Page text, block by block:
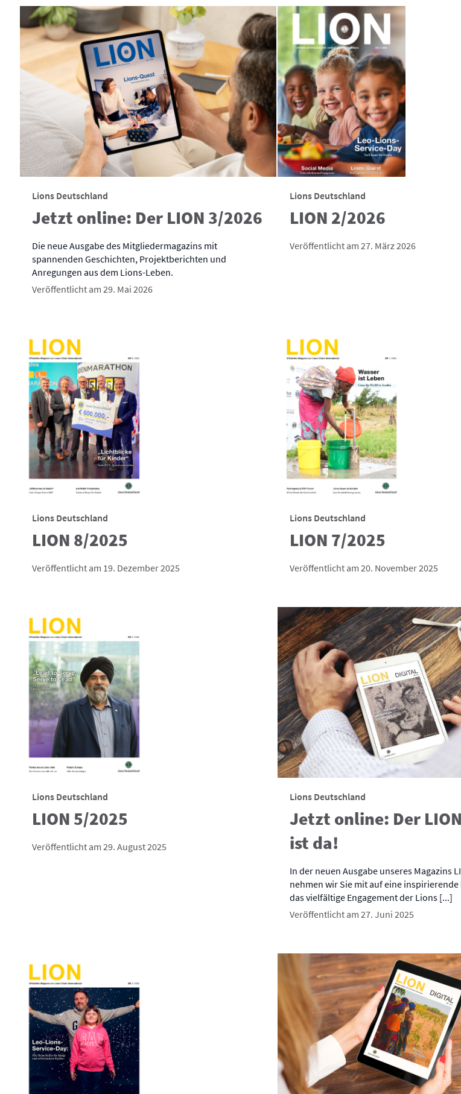
Lions Deutschland
Jetzt online: Der LION 3/2026
Die neue Ausgabe des Mitgliedermagazins mit
spannenden Geschichten, Projektberichten und
Anregungen aus dem Lions-Leben.
Veröffentlicht am 29. Mai 2026
Lions Deutschland
LION 2/2026
Veröffentlicht am 27. März 2026
Lions Deutschland
LION 8/2025
Veröffentlicht am 19. Dezember 2025
Lions Deutschland
LION 7/2025
Veröffentlicht am 20. November 2025
Lions Deutschland
LION 5/2025
Veröffentlicht am 29. August 2025
Lions Deutschland
Jetzt online: Der
ist da!
In der neuen Ausgabe unseres Magazins
nehmen wir Sie mit auf eine inspirierende
das vielfältige Engagement der Lions [...]
Veröffentlicht am 27. Juni 2025